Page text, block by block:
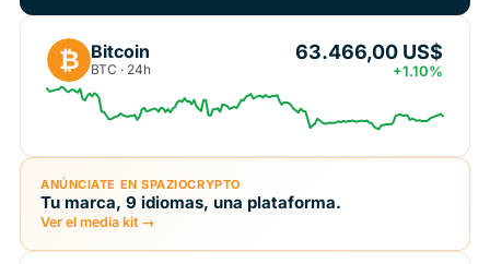
₿ Bitcoin
BTC · 24h
63.466,00 US$
+1.10%
ANÚNCIATE EN SPAZIOCRYPTO
Tu marca, 9 idiomas, una plataforma.
Ver el media kit →